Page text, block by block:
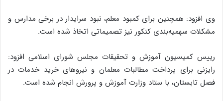
وی افزود: همچنین برای کمبود معلم، نبود سرایدار در برخی مدارس و
مشکلات سهمیه‌بندی کنکور نیز تصمیماتی اتخاذ شده است.
رییس کمیسیون آموزش و تحقیقات مجلس شورای اسلامی افزود:
رایزنی برای پرداخت مطالبات معلمان و نیروهای خرید خدمات در
فصل تابستان، با ستاد وزارت آموزش و پرورش انجام شده است.